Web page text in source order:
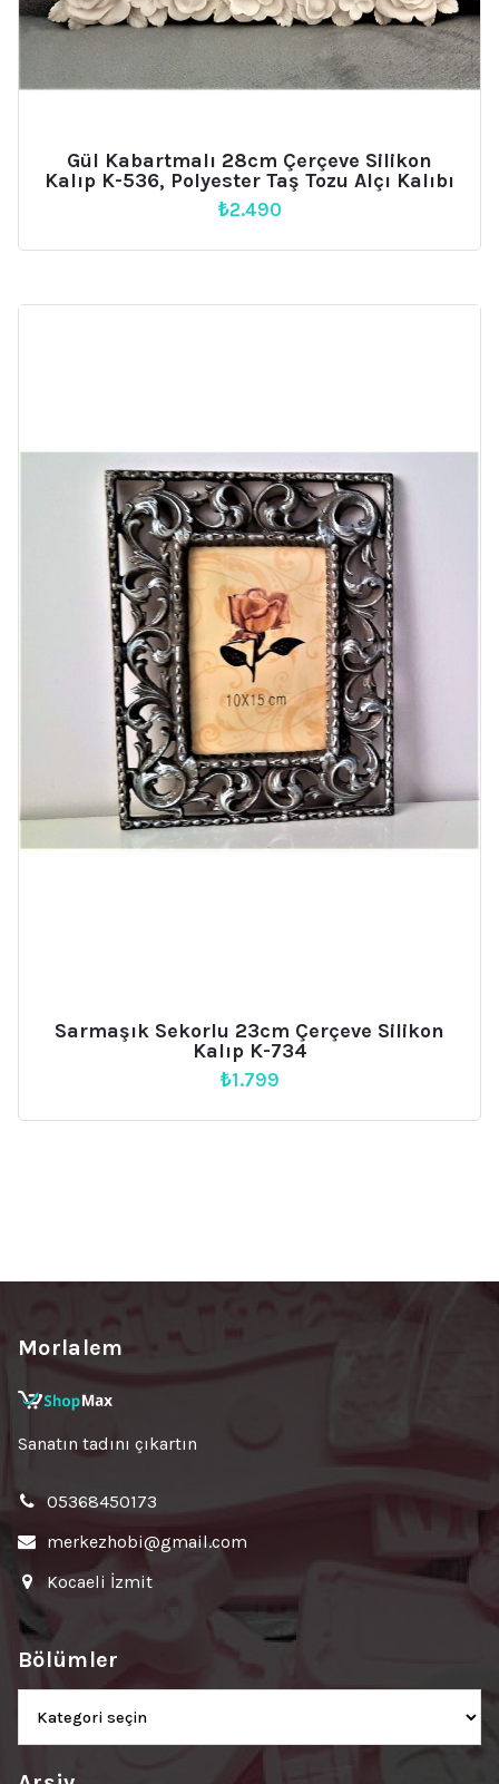
Gül Kabartmalı 28cm Çerçeve Silikon
Kalıp K-536, Polyester Taş Tozu Alçı Kalıbı
₺2.490
Sarmaşık Sekorlu 23cm Çerçeve Silikon
Kalıp K-734
₺1.799
Morlalem
Sanatın tadını çıkartın
05368450173
merkezhobi@gmail.com
Kocaeli İzmit
Bölümler
Bölümler